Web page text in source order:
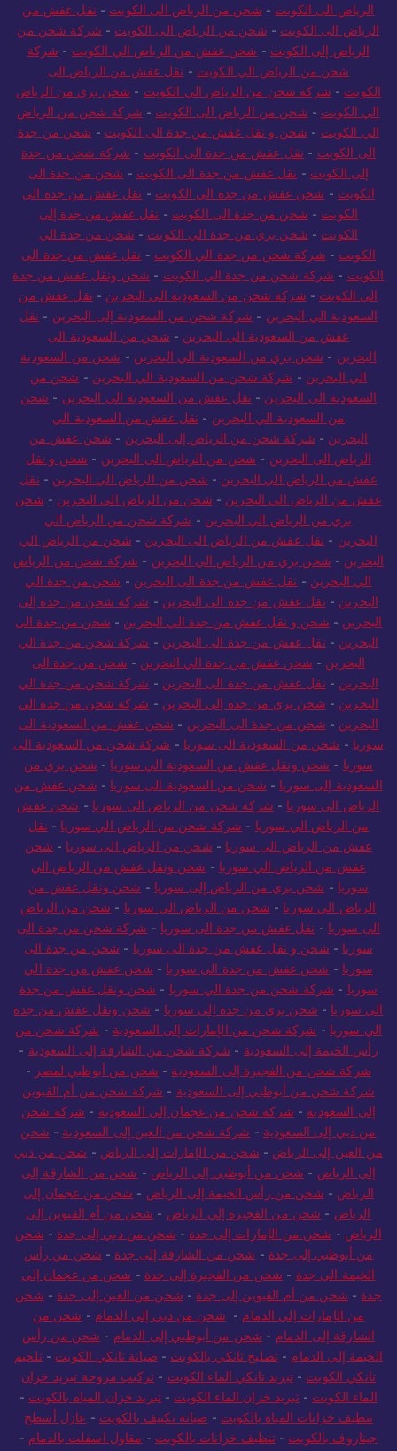
الرياض الى الكويت - شحن من الرياض الى الكويت - نقل عفش من
الرياض الى الكويت - شحن من الرياض الى الكويت - شركة شحن من
الرياض إلى الكويت - شحن عفش من الرياض الي الكويت - شركة
شحن من الرياض الي الكويت - نقل عفش من الرياض الى
الكويت - شركة شحن من الرياض الي الكويت - شحن بري من الرياض
الي الكويت - شحن من الرياض الى الكويت - شركة شحن من الرياض
الي الكويت - شحن و نقل عفش من جدة الى الكويت - شحن من جدة
الى الكويت - نقل عفش من جدة الى الكويت - شركة شحن من جدة
إلى الكويت - نقل عفش من جدة الى الكويت - شحن من جدة الى
الكويت - شحن عفش من جدة الي الكويت - نقل عفش من جدة الى
الكويت - شحن من جدة الى الكويت - نقل عفش من جدة إلى
الكويت - شحن بري من جدة الي الكويت - شحن من جدة الي
الكويت - شركة شحن من جدة الي الكويت - نقل عفش من جدة الى
الكويت - شركة شحن من جدة الي الكويت - شحن ونقل عفش من جدة
الي الكويت - شركة شحن من السعودية الي البحرين - نقل عفش من
السعودية الي البحرين - شركة شحن من السعودية إلى البحرين - نقل
عفش من السعودية الي البحرين - شحن من السعودية الى
البحرين - شحن بري من السعودية الي البحرين - شحن من السعودية
الي البحرين - شركة شحن من السعودية الي البحرين - شحن من
السعودية الى البحرين - نقل عفش من السعودية الي البحرين - شحن
من السعودية الي البحرين - نقل عفش من السعودية الي
البحرين - شركة شحن من الرياض إلى البحرين - شحن عفش من
الرياض الى البحرين - شحن من الرياض الى البحرين - شحن و نقل
عفش من الرياض الي البحرين - شحن من الرياض الي البحرين - نقل
عفش من الرياض الى البحرين - شحن من الرياض الى البحرين - شحن
بري من الرياض الي البحرين - شركة شحن من الرياض الي
البحرين - نقل عفش من الرياض الى البحرين - شحن من الرياض الي
البحرين - شحن بري من الرياض الي البحرين - شركة شحن من الرياض
الي البحرين - نقل عفش من جدة الى البحرين - شحن من جدة الي
البحرين - نقل عفش من جدة الى البحرين - شركة شحن من جدة إلى
البحرين - شحن و نقل عفش من جدة الي البحرين - شحن من جدة الى
البحرين - نقل عفش من جدة الى البحرين - شركة شحن من جدة الي
البحرين - شحن عفش من جدة الي البحرين - شحن من جدة الى
البحرين - نقل عفش من جدة الى البحرين - شركة شحن من جدة الي
البحرين - شحن بري من جدة إلى البحرين - شركة شحن من جدة الي
البحرين - شحن من جدة الى البحرين - شحن عفش من السعودية الى
سوريا - شحن من السعودية الى سوريا - شركة شحن من السعودية الى
سوريا - شحن ونقل عفش من السعودية الي سوريا - شحن بري من
السعودية إلى سوريا - شحن من السعودية الى سوريا - شحن عفش من
الرياض الى سوريا - شركة شحن من الرياض الى سوريا - شحن عفش
من الرياض الي سوريا - شركة شحن من الرياض الي سوريا - نقل
عفش من الرياض الى سوريا - شحن من الرياض الى سوريا - شحن
عفش من الرياض الي سوريا - شحن ونقل عفش من الرياض الي
سوريا - شحن بري من الرياض إلى سوريا - شحن ونقل عفش من
الرياض الي سوريا - شحن من الرياض الى سوريا - شحن من الرياض
الى سوريا - نقل عفش من جدة الى سوريا - شركة شحن من جدة الى
سوريا - شحن و نقل عفش من جدة الى سوريا - شحن من جدة الى
سوريا - شحن عفش من جدة الى سوريا - شحن عفش من جدة الي
سوريا - شركة شحن من جدة الي سوريا - شحن ونقل عفش من جدة
الي سوريا - شحن بري من جدة إلى سوريا - شحن ونقل عفش من جدة
الي سوريا - شركة شحن من الإمارات إلى السعودية - شركة شحن من
رأس الخيمة إلى السعودية - شركة شحن من الشارقة إلى السعودية -
شركة شحن من الفجيرة إلى السعودية - شحن من أبوظبي لمصر -
شركة شحن من أبوظبي إلى السعودية - شركة شحن من أم القيوين
إلى السعودية - شركة شحن من عجمان إلى السعودية - شركة شحن
من دبي إلى السعودية - شركة شحن من العين إلى السعودية - شحن
من العين إلى الرياض - شحن من الإمارات إلى الرياض - شحن من دبي
إلى الرياض - شحن من أبوظبي إلى الرياض - شحن من الشارقة إلى
الرياض - شحن من رأس الخيمة إلى الرياض - شحن من عجمان إلى
الرياض - شحن من الفجيرة إلى الرياض - شحن من أم القيوين إلى
الرياض - شحن من الإمارات إلى جدة - شحن من دبي إلى جدة - شحن
من أبوظبي إلى جدة - شحن من الشارقة إلى جدة - شحن من رأس
الخيمة الى جدة - شحن من الفجيرة إلى جدة - شحن من عجمان إلى
جدة - شحن من أم القيوين إلى جدة - شحن من العين إلى جدة - شحن
من الإمارات إلى الدمام - شحن من دبي إلى الدمام - شحن من
الشارقة إلى الدمام - شحن من أبوظبي إلى الدمام - شحن من رأس
الخيمة إلى الدمام -تصليح تانكي بالكويت - صيانة تانكي الكويت -تلحيم
تانكي الكويت -تبريد تانكي الماء الكويت - تركيب مروحة تبريد خزان
الماء الكويت -تبريد خزان الماء الكويت - تبريد خزان المياه بالكويت -
تنظيف خزانات المياه بالكويت - صيانة تكييف بالكويت - عازل أسطح
جيتاروف بالكويت -تنظيف خزانات بالكويت - مقاول اسفلت بالدمام -